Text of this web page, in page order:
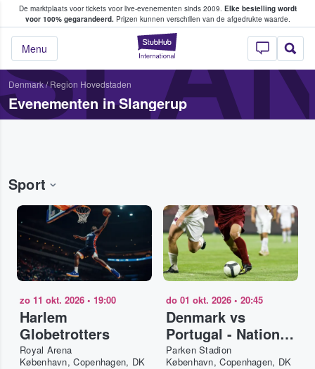
De marktplaats voor tickets voor live-evenementen sinds 2009. Elke bestelling wordt
voor 100% gegarandeerd.Prijzen kunnen verschillen van de afgedrukte waarde.
StubHub: waar
Menu
tickets kopen en verkopen
Denmark/ Region Hovedstaden
Evenementen in Slangerup
Sport
zo 11 okt. 2026 • 19:00
Harlem
Globetrotters
Royal Arena
København, Copenhagen, DK
do 01 okt. 2026 • 20:45
Denmark vs
Portugal - Nations
League 2026-27
Parken Stadion
København, Copenhagen, DK